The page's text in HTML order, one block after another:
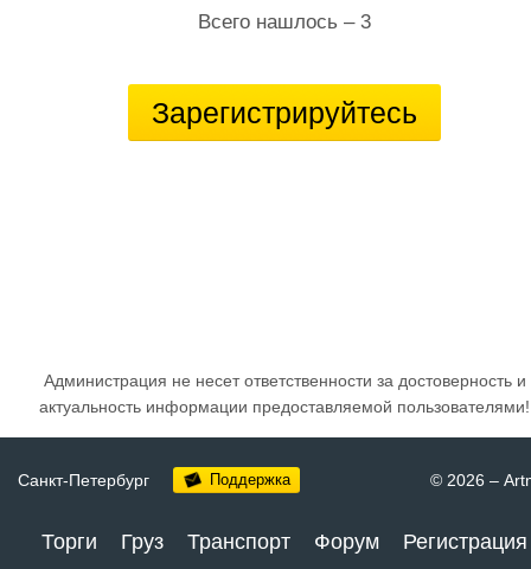
Всего нашлось – 3
Зарегистрируйтесь
Администрация не несет ответственности за достоверность и
актуальность информации предоставляемой пользователями!
Санкт-Петербург Поддержка © 2026 –
Торги Груз Транспорт Форум Регистрация